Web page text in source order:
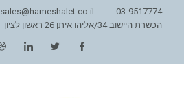
03-9517774
sales@hameshalet.co.il
הכשרת היישוב 34/אליהו איתן 26 ראשון לציון